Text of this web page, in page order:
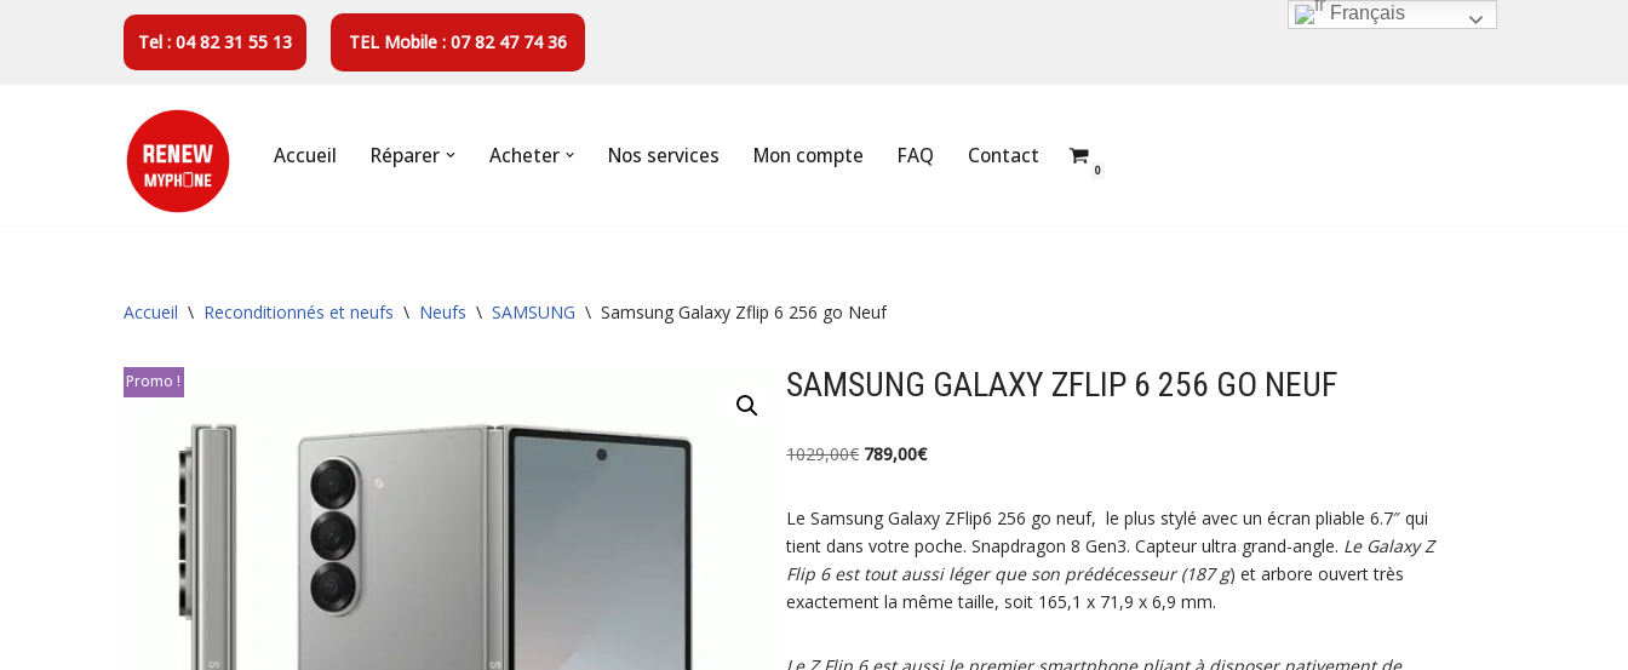
Tel : 04 82 31 55 13 TEL Mobile : 07 82 47 74 36
Accueil Réparer Acheter Nos services Mon compte FAQ Contact
0
Accueil \ Reconditionnés et neufs \ Neufs \ SAMSUNG \ Samsung Galaxy Zflip 6 256 go Neuf
Promo ! SAMSUNG GALAXY ZFLIP 6 256 GO NEUF
1029,00€ 789,00€
Le Samsung Galaxy ZFlip6 256 go neuf, le plus stylé avec un écran pliable 6.7″ qui
tient dans votre poche. Snapdragon 8 Gen3. Capteur ultra grand-angle. Le Galaxy Z
Flip 6 est tout aussi léger que son prédécesseur (187 g) et arbore ouvert très
exactement la même taille, soit 165,1 x 71,9 x 6,9 mm.
Français